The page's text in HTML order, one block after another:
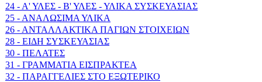
24 - Α' ΥΛΕΣ - Β' ΥΛΕΣ - ΥΛΙΚΑ ΣΥΣΚΕΥΑΣΙΑΣ
25 - ΑΝΑΛΩΣΙΜΑ ΥΛΙΚΑ
26 - ΑΝΤΑΛΛΑΚΤΙΚΑ ΠΑΓΙΩΝ ΣΤΟΙΧΕΙΩΝ
28 - ΕΙΔΗ ΣΥΣΚΕΥΑΣΙΑΣ
30 - ΠΕΛΑΤΕΣ
31 - ΓΡΑΜΜΑΤΙΑ ΕΙΣΠΡΑΚΤΕΑ
32 - ΠΑΡΑΓΓΕΛΙΕΣ ΣΤΟ ΕΞΩΤΕΡΙΚΟ